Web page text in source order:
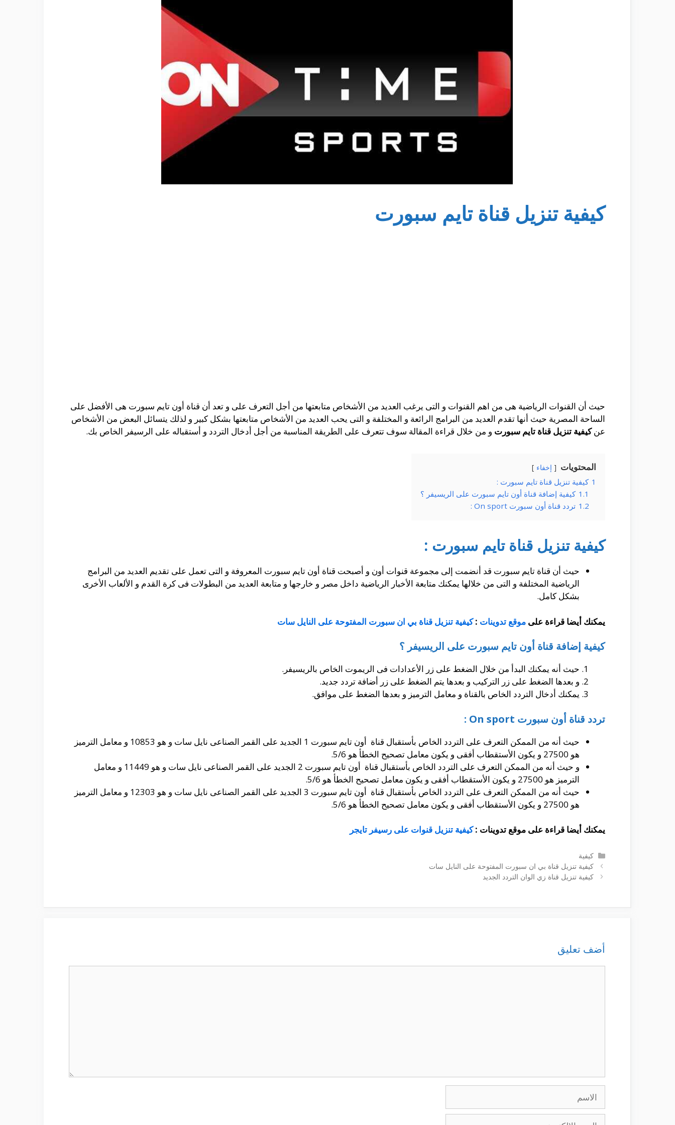
كيفية تنزيل قناة تايم سبورت
حيث أن القنوات الرياضية هى من اهم القنوات و التى يرغب العديد من الأشخاص متابعتها من أجل التعرف على و تعد أن قناة أون تايم سبورت هى الأفضل على
الساحة المصرية حيث أنها تقدم العديد من البرامج الرائعة و المختلفة و التى يحب العديد من الأشخاص متابعتها بشكل كبير و لذلك يتسائل البعض من الأشخاص
عنكيفية تنزيل قناة تايم سبورت و من خلال قراءة المقالة سوف تتعرف على الطريقة المناسبة من أجل أدخال التردد و أستقباله على الرسيفر الخاص بك.
المحتويات إخفاء
1 كيفية تنزيل قناة تايم سبورت :
1.1 كيفية إضافة قناة أون تايم سبورت على الريسيفر ؟
1.2 تردد قناة أون سبورت On sport :
كيفية تنزيل قناة تايم سبورت :
حيث أن قناة تايم سبورت قد أنضمت إلى مجموعة قنوات أون و أصبحت قناة أون تايم سبورت المعروفة و التى تعمل على تقديم العديد من البرامج
الرياضية المختلفة و التى من خلالها يمكنك متابعة الأخبار الرياضية داخل مصر و خارجها و متابعة العديد من البطولات فى كرة القدم و الألعاب الأخرى
بشكل كامل.
يمكنك أيضا قراءة على موقع تدوينات :كيفية تنزيل قناة بي ان سبورت المفتوحة على النايل سات
كيفية إضافة قناة أون تايم سبورت على الريسيفر ؟
حيث أنه يمكنك البدأ من خلال الضغط على زر الأعدادات فى الريموت الخاص بالريسيفر.
و بعدها الضغط على زر التركيب و بعدها يتم الضغط على زر أضافة تردد جديد.
يمكنك أدخال التردد الخاص بالقناة و معامل الترميز و بعدها الضغط على موافق.
تردد قناة أون سبورت On sport :
حيث أنه من الممكن التعرف على التردد الخاص بأستقبال قناة أون تايم سبورت 1 الجديد على القمر الصناعى نايل سات و هو 10853 و معامل الترميز
هو 27500 و يكون الأستقطاب أفقى و يكون معامل تصحيح الخطأ هو 5/6.
و حيث أنه من الممكن التعرف على التردد الخاص بأستقبال قناة أون تايم سبورت 2 الجديد على القمر الصناعى نايل سات و هو 11449 و معامل
الترميز هو 27500 و يكون الأستقطاب أفقى و يكون معامل تصحيح الخطأ هو 5/6.
حيث أنه من الممكن التعرف على التردد الخاص بأستقبال قناة أون تايم سبورت 3 الجديد على القمر الصناعى نايل سات و هو 12303 و معامل الترميز
هو 27500 و يكون الأستقطاب أفقى و يكون معامل تصحيح الخطأ هو 5/6.
يمكنك أيضا قراءة على موقع تدوينات :كيفية تنزيل قنوات على رسيفر تايجر
التصنيفات
كيفية
كيفية تنزيل قناة بي ان سبورت المفتوحة على النايل سات
كيفية تنزيل قناة زي الوان التردد الجديد
أضف تعليق
الاسم
البريد